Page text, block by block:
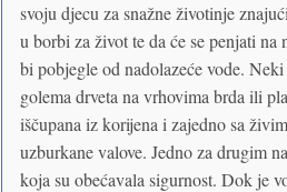
svoju djecu za snažne životinje
u borbi za život te da će se penjati na
bi pobjegle od nadolazeće vode.
golema drveta na vrhovima brda ili
iščupana iz korijena i zajedno sa
uzburkane valove. Jedno za drugim
koja su obećavala sigurnost. Dok je